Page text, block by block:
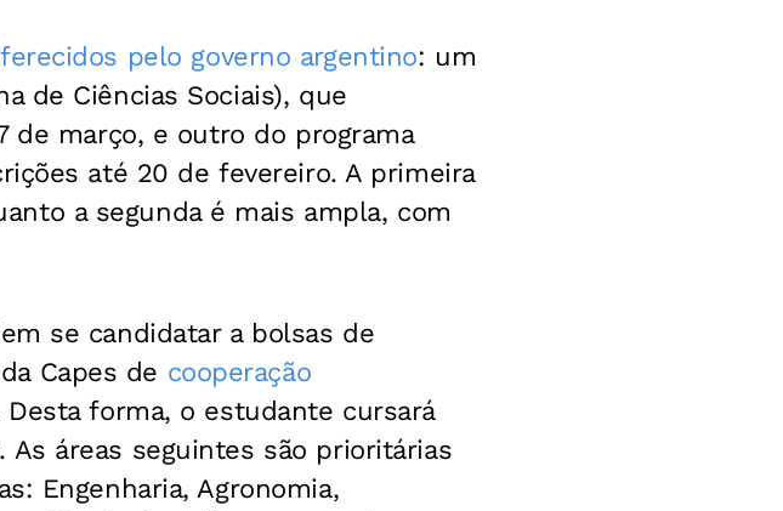
pelo governo argentino: um
de Ciências Sociais), que
de março, e outro do programa
até 20 de fevereiro. A primeira
a segunda é mais ampla, com
se candidatar a bolsas de
Capes de cooperação
forma, o estudante cursará
áreas seguintes são prioritárias
Engenharia, Agronomia,